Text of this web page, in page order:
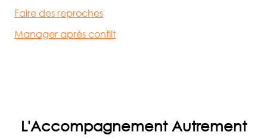
Faire des reproches
Manager après conflit
L'Accompagnement Autrement